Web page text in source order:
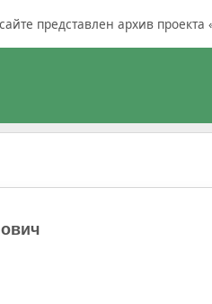
представлен архив